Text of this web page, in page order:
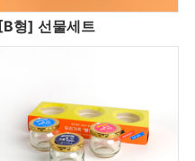
[B형] 선물세트